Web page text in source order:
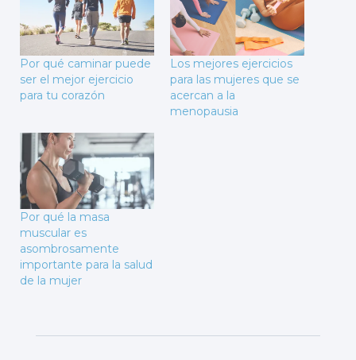
Por qué caminar puede
ser el mejor ejercicio
para tu corazón
Los mejores ejercicios
para las mujeres que se
acercan a la
menopausia
Por qué la masa
muscular es
asombrosamente
importante para la salud
de la mujer